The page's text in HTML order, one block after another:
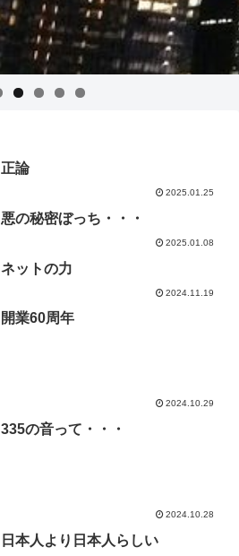
正論
2025.01.25
悪の秘密ぼっち・・・
2025.01.08
ネットの力
2024.11.19
開業60周年
2024.10.29
335の音って・・・
2024.10.28
日本人より日本人らしい